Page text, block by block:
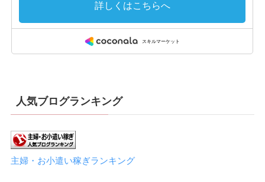
人気ブログランキング
主婦・お小遣い稼ぎランキング